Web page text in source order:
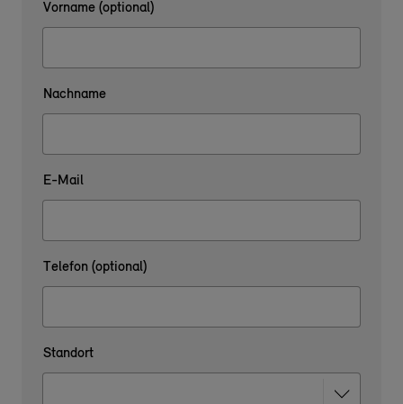
Vorname (optional)
Nachname
E-Mail
Telefon (optional)
Standort